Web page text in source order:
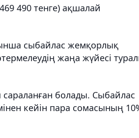
490 тенге) ақшалай
сыбайлас жемқорлық
жаңа жүйесі
сараланған болады. Сыбайлас
кейін пара сомасының